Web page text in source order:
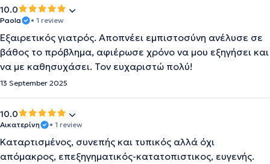
10.0
Paola • 1 review
Εξαιρετικός γιατρός. Αποπνέει εμπιστοσύνη ανέλυσε σε
βάθος το πρόβλημα, αφιέρωσε χρόνο να μου εξηγήσει και
να με καθησυχάσει. Τον ευχαριστώ πολύ!
13 September 2025
10.0
Αικατερίνη • 1 review
Καταρτισμένος, συνεπής και τυπικός αλλά όχι
απόμακρος, επεξηγηματικός-κατατοπιστικος, ευγενής.